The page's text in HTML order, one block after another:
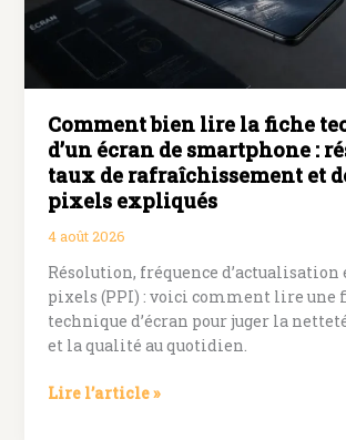
et
forfait
vérifier
Comment bien lire la fiche
d’un écran de smartphone :
taux de rafraîchissement et
pixels expliqués
4 août 2026
Résolution, fréquence d’actualisation
pixels (PPI) : voici comment lire une
technique d’écran pour juger la
et la qualité au quotidien.
Comment
Lire l’article »